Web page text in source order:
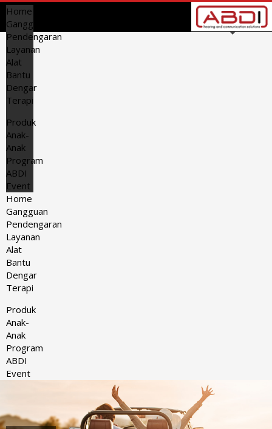
Home
Gangguan
Pendengaran
Layanan
Alat
Bantu
Dengar
Terapi
Produk
Anak-
Anak
Program
ABDI
Event
Home
Gangguan
Pendengaran
Layanan
Alat
Bantu
Dengar
Terapi
Produk
Anak-
Anak
Program
ABDI
Event